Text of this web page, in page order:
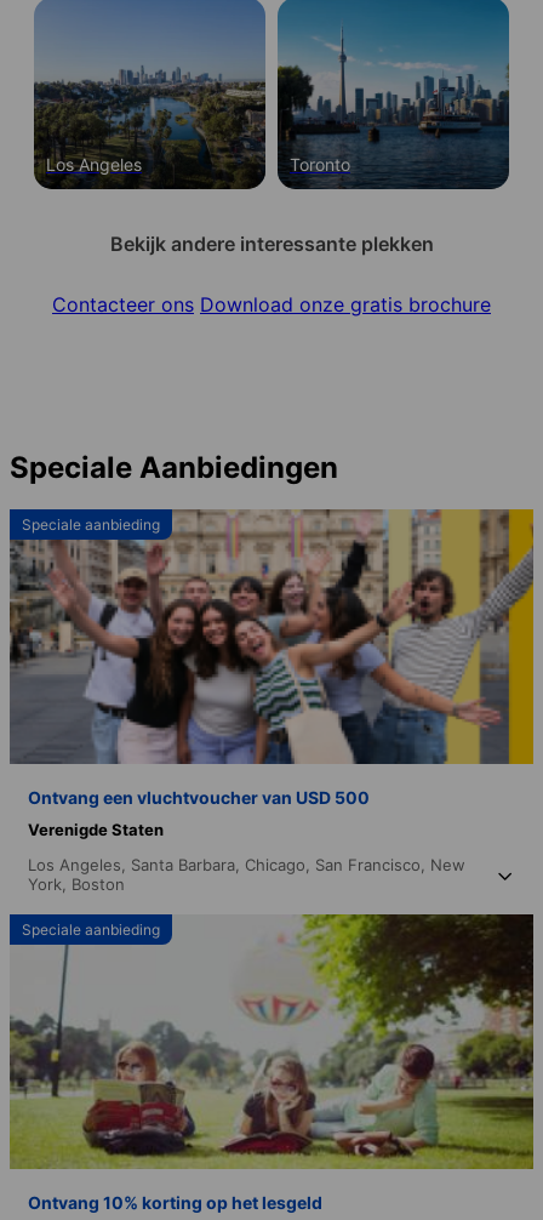
Los Angeles Toronto
Bekijk andere interessante plekken
Contacteer ons Download onze gratis brochure
Speciale Aanbiedingen
Speciale aanbieding
Ontvang een vluchtvoucher van USD 500
Verenigde Staten
Los Angeles, Santa Barbara, Chicago, San Francisco, New
York, Boston
Speciale aanbieding
Ontvang 10% korting op het lesgeld